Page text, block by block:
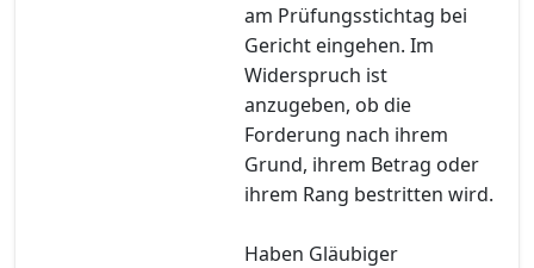
am Prüfungsstichtag bei
Gericht eingehen. Im
Widerspruch ist
anzugeben, ob die
Forderung nach ihrem
Grund, ihrem Betrag oder
ihrem Rang bestritten wird.
Haben Gläubiger